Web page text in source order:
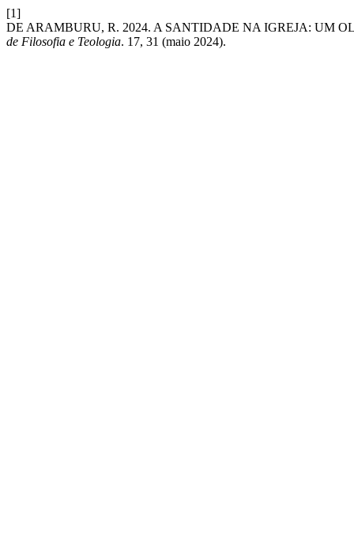
[1]
DE ARAMBURU, R. 2024. A SANTIDADE NA IGREJA: UM
de Filosofia e Teologia. 17, 31 (maio 2024).